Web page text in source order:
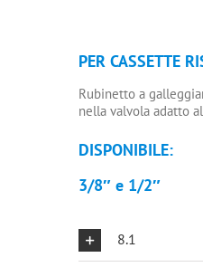
PER CASSETTE
Rubinetto a
nella valvola adatto
DISPONIBILE:
3/8″ e 1/2″
8.1